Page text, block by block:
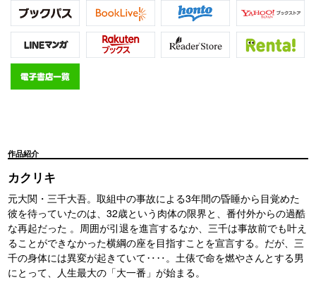
作品紹介
カクリキ
元大関・三千大吾。取組中の事故による3年間の昏睡から目覚めた
彼を待っていたのは、32歳という肉体の限界と、番付外からの過酷
な再起だった 。周囲が引退を進言するなか、三千は事故前でも叶え
ることができなかった横綱の座を目指すことを宣言する。だが、三
千の身体には異変が起きていて‥‥。土俵で命を燃やさんとする男
にとって、人生最大の「大一番」が始まる。